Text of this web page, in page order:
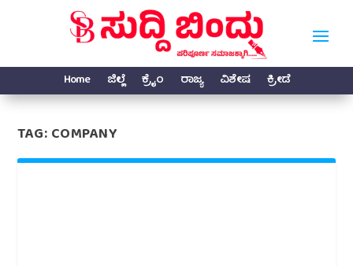
Home ಜಿಲ್ಲೆ ಕ್ರೈಂ ರಾಜ್ಯ ವಿಶೇಷ ಕ್ರೀಡೆ
TAG:COMPANY